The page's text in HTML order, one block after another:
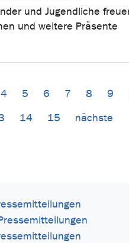
und Jugendliche
und weitere Präsente
4 5 6 7 8 9
14 15 nächste